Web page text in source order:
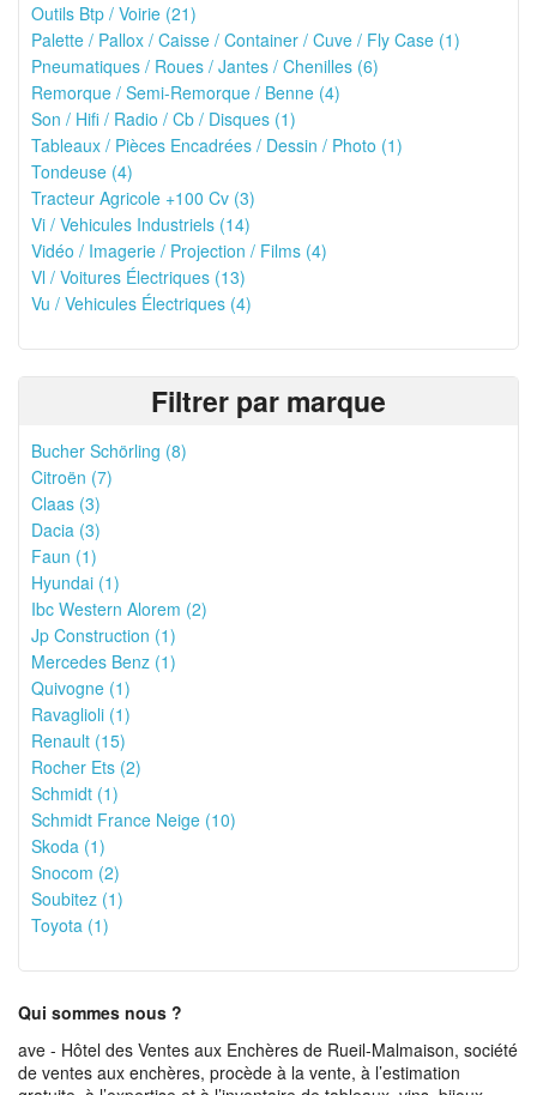
Outils Btp / Voirie (21)
Palette / Pallox / Caisse / Container / Cuve / Fly Case (1)
Pneumatiques / Roues / Jantes / Chenilles (6)
Remorque / Semi-Remorque / Benne (4)
Son / Hifi / Radio / Cb / Disques (1)
Tableaux / Pièces Encadrées / Dessin / Photo (1)
Tondeuse (4)
Tracteur Agricole +100 Cv (3)
Vi / Vehicules Industriels (14)
Vidéo / Imagerie / Projection / Films (4)
Vl / Voitures Électriques (13)
Vu / Vehicules Électriques (4)
Filtrer par marque
Bucher Schörling (8)
Citroën (7)
Claas (3)
Dacia (3)
Faun (1)
Hyundai (1)
Ibc Western Alorem (2)
Jp Construction (1)
Mercedes Benz (1)
Quivogne (1)
Ravaglioli (1)
Renault (15)
Rocher Ets (2)
Schmidt (1)
Schmidt France Neige (10)
Skoda (1)
Snocom (2)
Soubitez (1)
Toyota (1)
Qui sommes nous ?
ave - Hôtel des Ventes aux Enchères de Rueil-Malmaison, société
de ventes aux enchères, procède à la vente, à l’estimation